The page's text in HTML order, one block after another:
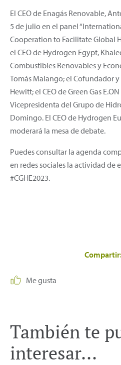
El CEO de Enagás Renovable,
5 de julio en el panel
Cooperation to Facilitate Global
el CEO de Hydrogen Egypt,
Combustibles Renovables y
Tomás Malango; el Cofundador y
Hewitt; el CEO de Green Gas
Vicepresidenta del Grupo de
Domingo. El CEO de Hydrogen
moderará la mesa de debate.
Puedes consultar la agenda
en redes sociales la actividad de
#CGHE2023.
Me gusta
También te
interesar...